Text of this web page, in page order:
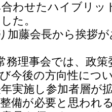
わせたハイブリッ
た。
加藤会長から挨拶
務理事会では、政
今後の方向性につ
実施し参加者層が
備が必要と思われ